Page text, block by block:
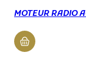
MOTEUR RADIO